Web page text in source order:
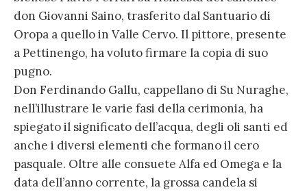
don Giovanni Saino, trasferito dal Santuario di
Oropa a quello in Valle Cervo. Il pittore, presente
a Pettinengo, ha voluto firmare la copia di suo
pugno.
Don Ferdinando Gallu, cappellano di Su Nuraghe,
nell’illustrare le varie fasi della cerimonia, ha
spiegato il significato dell’acqua, degli oli santi ed
anche i diversi elementi che formano il cero
pasquale. Oltre alle consuete Alfa ed Omega e la
data dell’anno corrente, la grossa candela si